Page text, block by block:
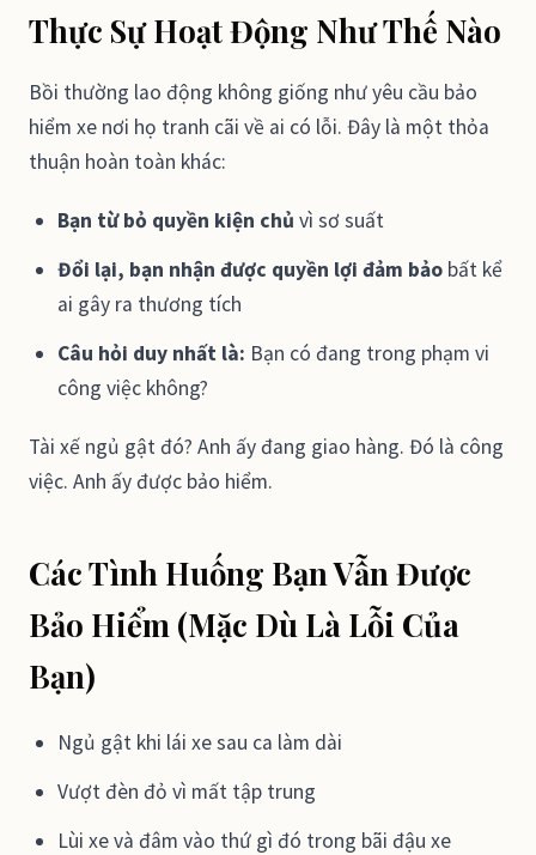
Thực Sự Hoạt Động Như Thế Nào
Bồi thường lao động không giống như yêu cầu bảo
hiểm xe nơi họ tranh cãi về ai có lỗi. Đây là một thỏa
thuận hoàn toàn khác:
Bạn từ bỏ quyền kiện chủ vì sơ suất
Đổi lại, bạn nhận được quyền lợi đảm bảo bất kể
ai gây ra thương tích
Câu hỏi duy nhất là: Bạn có đang trong phạm vi
công việc không?
Tài xế ngủ gật đó? Anh ấy đang giao hàng. Đó là công
việc. Anh ấy được bảo hiểm.
Các Tình Huống Bạn Vẫn Được
Bảo Hiểm (Mặc Dù Là Lỗi Của
Bạn)
Ngủ gật khi lái xe sau ca làm dài
Vượt đèn đỏ vì mất tập trung
Lùi xe và đâm vào thứ gì đó trong bãi đậu xe